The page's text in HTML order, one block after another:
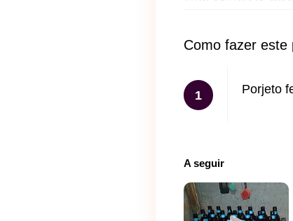
Como fazer este
1 Porjeto
A seguir